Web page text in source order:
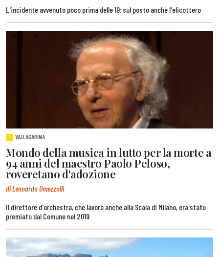
L'incidente avvenuto poco prima delle 19: sul posto anche l'elicottero
VALLAGARINA
Mondo della musica in lutto per la morte a
94 anni del maestro Paolo Peloso,
roveretano d'adozione
di Leonardo Omezzolli
Il direttore d'orchestra, che lavorò anche alla Scala di Milano, era stato
premiato dal Comune nel 2019